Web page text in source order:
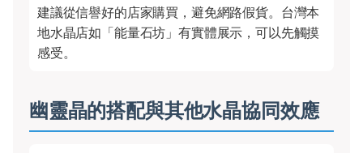
建議從信譽好的店家購買，避免網路假貨。台灣本
地水晶店如「能量石坊」有實體展示，可以先觸摸
感受。
幽靈晶的搭配與其他水晶協同效應